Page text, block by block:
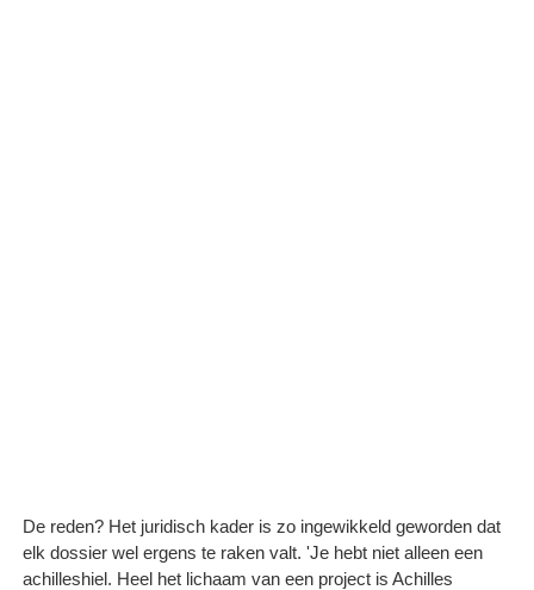
De reden? Het juridisch kader is zo ingewikkeld geworden dat
elk dossier wel ergens te raken valt. 'Je hebt niet alleen een
achilleshiel. Heel het lichaam van een project is Achilles